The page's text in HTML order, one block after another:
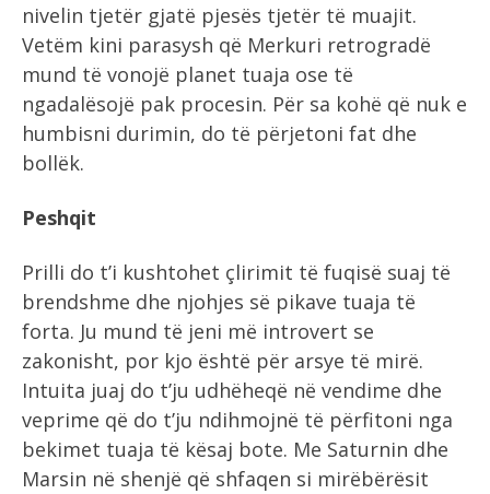
nivelin tjetër gjatë pjesës tjetër të muajit.
Vetëm kini parasysh që Merkuri retrogradë
mund të vonojë planet tuaja ose të
ngadalësojë pak procesin. Për sa kohë që nuk e
humbisni durimin, do të përjetoni fat dhe
bollëk.
Peshqit
Prilli do t’i kushtohet çlirimit të fuqisë suaj të
brendshme dhe njohjes së pikave tuaja të
forta. Ju mund të jeni më introvert se
zakonisht, por kjo është për arsye të mirë.
Intuita juaj do t’ju udhëheqë në vendime dhe
veprime që do t’ju ndihmojnë të përfitoni nga
bekimet tuaja të kësaj bote. Me Saturnin dhe
Marsin në shenjë që shfaqen si mirëbërësit